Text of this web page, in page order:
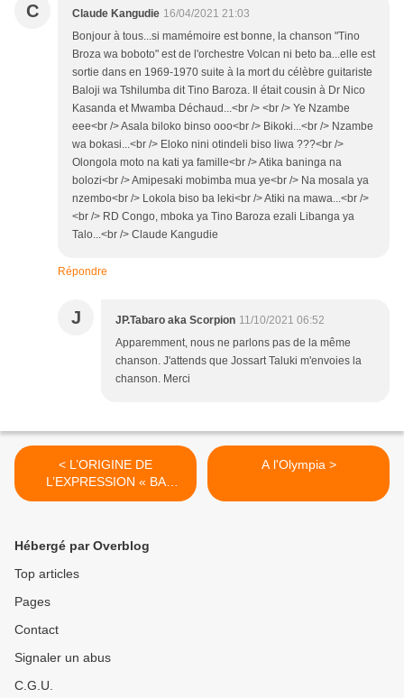
C Claude Kangudie 16/04/2021 21:03
Bonjour à tous...si mamémoire est bonne, la chanson "Tino
Broza wa boboto" est de l'orchestre Volcan ni beto ba...elle est
sortie dans en 1969-1970 suite à la mort du célèbre guitariste
Baloji wa Tshilumba dit Tino Baroza. Il était cousin à Dr Nico
Kasanda et Mwamba Déchaud...<br /> <br /> Ye Nzambe
eee<br /> Asala biloko binso ooo<br /> Bikoki...<br /> Nzambe
wa bokasi...<br /> Eloko nini otindeli biso liwa ???<br />
Olongola moto na kati ya famille<br /> Atika baninga na
bolozi<br /> Amipesaki mobimba mua ye<br /> Na mosala ya
nzembo<br /> Lokola biso ba leki<br /> Atiki na mawa...<br />
<br /> RD Congo, mboka ya Tino Baroza ezali Libanga ya
Talo...<br /> Claude Kangudie
Répondre
J JP.Tabaro aka Scorpion 11/10/2021 06:52
Apparemment, nous ne parlons pas de la même
chanson. J'attends que Jossart Taluki m'envoies la
chanson. Merci
< L’ORIGINE DE
L’EXPRESSION « BA
MPANGI YA VINCENT »
A l'Olympia >
Hébergé par Overblog
Top articles
Pages
Contact
Signaler un abus
C.G.U.